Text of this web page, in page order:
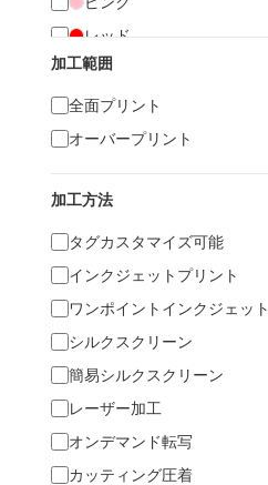
レッド
オレンジ
マルチ
加工範囲
全面プリント
オーバープリント
加工方法
タグカスタマイズ可能
インクジェットプリント
ワンポイントインクジェット
シルクスクリーン
簡易シルクスクリーン
レーザー加工
オンデマンド転写
カッティング圧着